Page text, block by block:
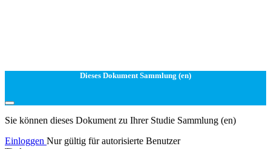
Dieses Dokument Sammlung (en)
Sie können dieses Dokument zu Ihrer Studie Sammlung (en)
Einloggen Nur gültig für autorisierte Benutzer